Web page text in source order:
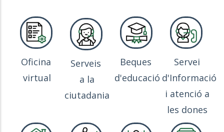
Oficina
virtual
Serveis
a la
ciutadania
Beques
d'educació
Servei
d'Informació
i atenció a
les dones